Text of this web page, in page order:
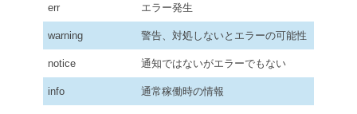
err エラー発生
warning 警告、対処しないとエラーの可能性
notice 通知ではないがエラーでもない
info 通常稼働時の情報